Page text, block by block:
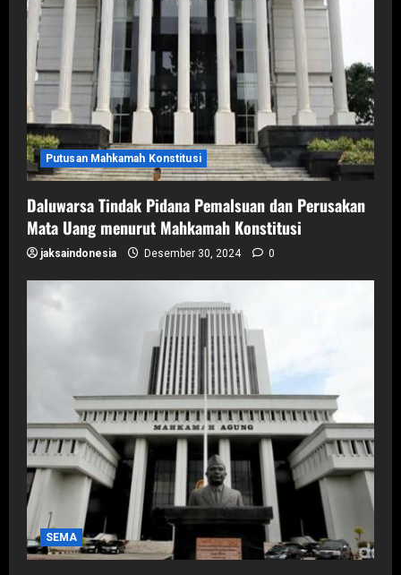
Putusan Mahkamah Konstitusi
Daluwarsa Tindak Pidana Pemalsuan dan Perusakan
Mata Uang menurut Mahkamah Konstitusi
jaksaindonesia Desember 30, 2024 0
SEMA